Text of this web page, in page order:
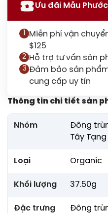
Ưu đãi Mẫu
1
Miễn phí vận
$125
2 Hỗ trợ tư vấn sản
3 Đảm bảo sản
cung cấp uy tín
Thông tin chi tiết sản
Nhóm
Đông
Tây Tạng
Loại Organic
Khối lượng 37.50g
Đặc trưng
Đông